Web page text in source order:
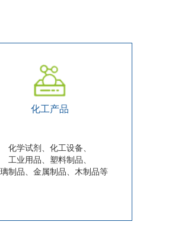
化工产品
化学试剂、化工设备、
工业用品、塑料制品、
制品、金属制品、木制品等